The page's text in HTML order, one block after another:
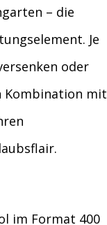
– die
Je
oder
Kombination mit
im Format 400